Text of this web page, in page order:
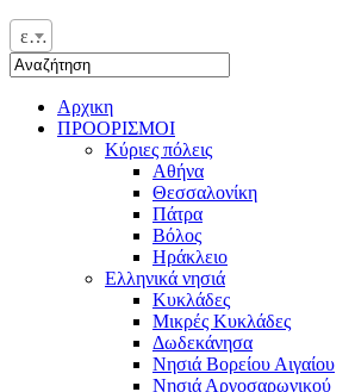
ελ
Αρχικη
ΠΡΟΟΡΙΣΜΟΙ
Κύριες πόλεις
Αθήνα
Θεσσαλονίκη
Πάτρα
Βόλος
Ηράκλειο
Ελληνικά νησιά
Κυκλάδες
Μικρές Κυκλάδες
Δωδεκάνησα
Νησιά Βορείου Αιγαίου
Νησιά Αργοσαρωνικού